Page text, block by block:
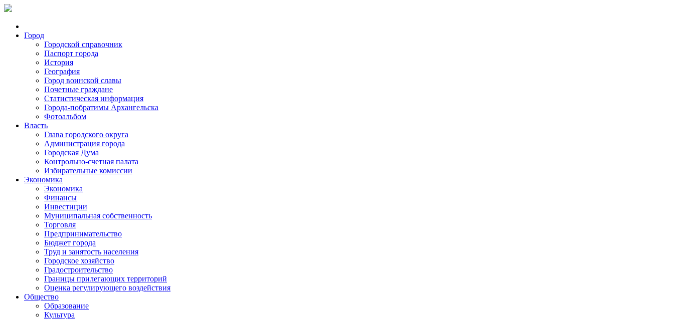
Город
Городской справочник
Паспорт города
История
География
Город воинской славы
Почетные граждане
Статистическая информация
Города-побратимы Архангельска
Фотоальбом
Власть
Глава городского округа
Администрация города
Городская Дума
Контрольно-счетная палата
Избирательные комиссии
Экономика
Экономика
Финансы
Инвестиции
Муниципальная собственность
Торговля
Предпринимательство
Бюджет города
Труд и занятость населения
Городское хозяйство
Градостроительство
Границы прилегающих территорий
Оценка регулирующего воздействия
Общество
Образование
Культура